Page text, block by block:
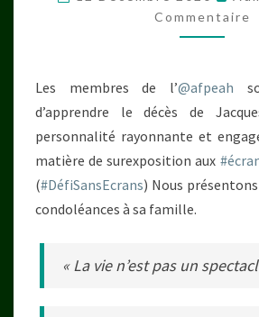
Commentaire
Les membres de l’@afpeah
d’apprendre le décès de
personnalité rayonnante et
matière de surexposition aux
(#DéfiSansEcrans) Nous
condoléances à sa famille.
« La vie n’est pas un